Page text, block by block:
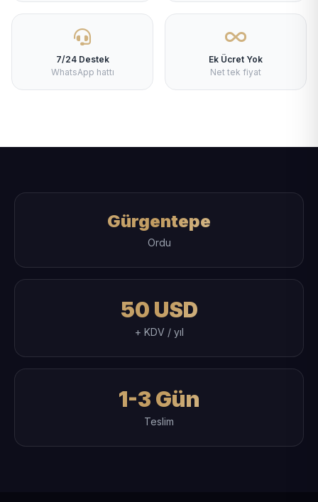
7/24 Destek
WhatsApp hattı
Ek Ücret Yok
Net tek fiyat
Gürgentepe
Ordu
50 USD
+ KDV / yıl
1-3 Gün
Teslim